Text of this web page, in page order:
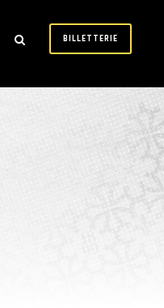
BILLETTERIE